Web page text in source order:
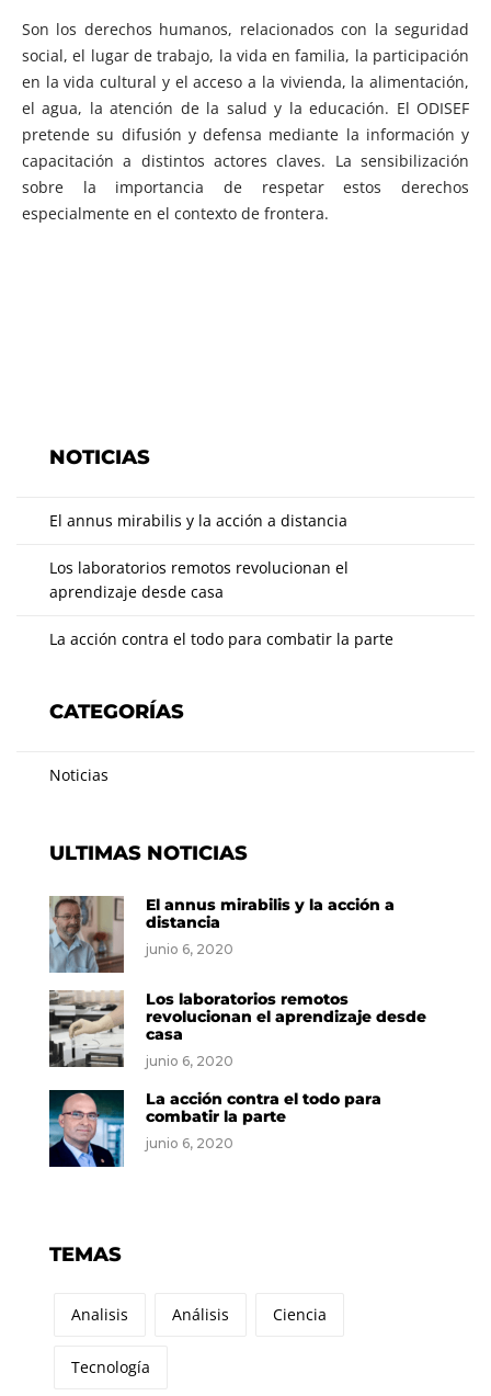
Son los derechos humanos, relacionados con la seguridad
social, el lugar de trabajo, la vida en familia, la participación
en la vida cultural y el acceso a la vivienda, la alimentación,
el agua, la atención de la salud y la educación. El ODISEF
pretende su difusión y defensa mediante la información y
capacitación a distintos actores claves. La sensibilización
sobre la importancia de respetar estos derechos
especialmente en el contexto de frontera.
NOTICIAS
El annus mirabilis y la acción a distancia
Los laboratorios remotos revolucionan el
aprendizaje desde casa
La acción contra el todo para combatir la parte
CATEGORÍAS
Noticias
ULTIMAS NOTICIAS
El annus mirabilis y la acción a
distancia
junio 6, 2020
Los laboratorios remotos
revolucionan el aprendizaje desde
casa
junio 6, 2020
La acción contra el todo para
combatir la parte
junio 6, 2020
TEMAS
Analisis Análisis Ciencia
Tecnología